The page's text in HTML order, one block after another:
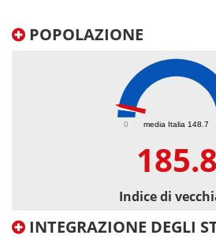
POPOLAZIONE
media Italia 148.7
0
185.8
Indice di
INTEGRAZIONE DEGLI